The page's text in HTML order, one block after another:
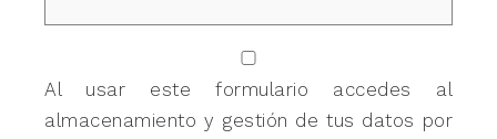
Al usar este formulario accedes al
almacenamiento y gestión de tus datos por